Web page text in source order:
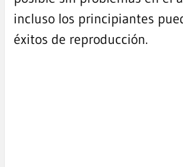
incluso los principiantes
éxitos de reproducción.